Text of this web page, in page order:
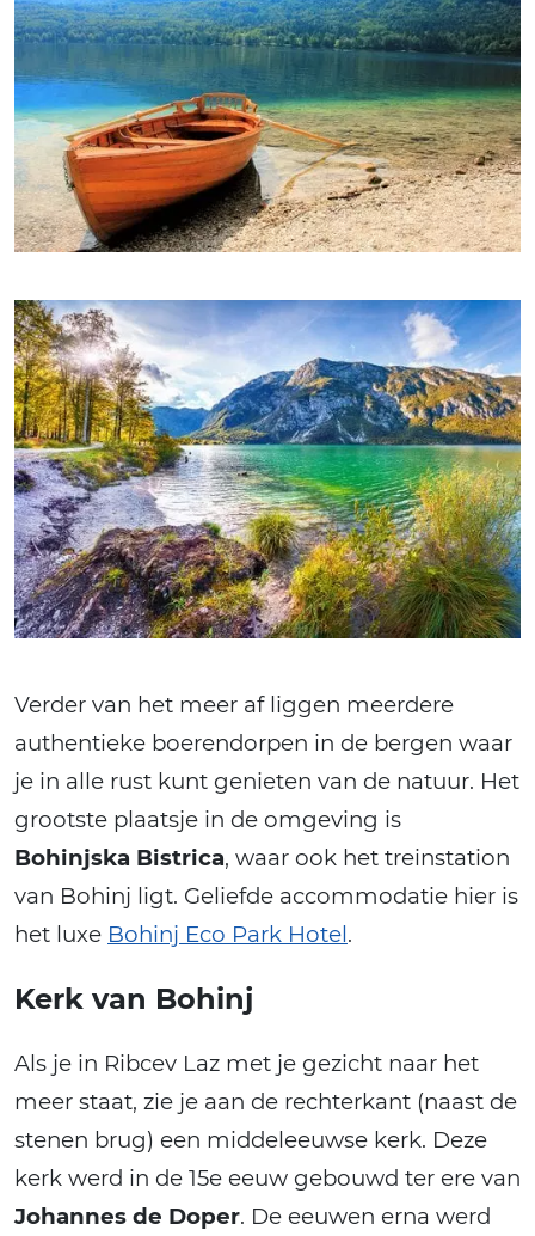
Verder van het meer af liggen meerdere
authentieke boerendorpen in de bergen waar
je in alle rust kunt genieten van de natuur. Het
grootste plaatsje in de omgeving is
Bohinjska Bistrica, waar ook het treinstation
van Bohinj ligt. Geliefde accommodatie hier is
het luxe Bohinj Eco Park Hotel.
Kerk van Bohinj
Als je in Ribcev Laz met je gezicht naar het
meer staat, zie je aan de rechterkant (naast de
stenen brug) een middeleeuwse kerk. Deze
kerk werd in de 15e eeuw gebouwd ter ere van
Johannes de Doper. De eeuwen erna werd